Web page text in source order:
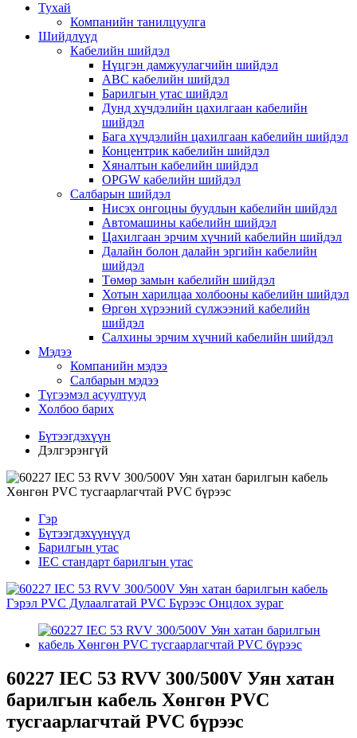
Тухай
Компанийн танилцуулга
Шийдлүүд
Кабелийн шийдэл
Нүцгэн дамжуулагчийн шийдэл
ABC кабелийн шийдэл
Барилгын утас шийдэл
Дунд хүчдэлийн цахилгаан кабелийн
шийдэл
Бага хүчдэлийн цахилгаан кабелийн шийдэл
Концентрик кабелийн шийдэл
Хяналтын кабелийн шийдэл
OPGW кабелийн шийдэл
Салбарын шийдэл
Нисэх онгоцны буудлын кабелийн шийдэл
Автомашины кабелийн шийдэл
Цахилгаан эрчим хүчний кабелийн шийдэл
Далайн болон далайн эргийн кабелийн
шийдэл
Төмөр замын кабелийн шийдэл
Хотын харилцаа холбооны кабелийн шийдэл
Өргөн хүрээний сүлжээний кабелийн
шийдэл
Салхины эрчим хүчний кабелийн шийдэл
Мэдээ
Компанийн мэдээ
Салбарын мэдээ
Түгээмэл асуултууд
Холбоо барих
Бүтээгдэхүүн
Дэлгэрэнгүй
Гэр
Бүтээгдэхүүнүүд
Барилгын утас
IEC стандарт барилгын утас
60227 IEC 53 RVV 300/500V Уян хатан
барилгын кабель Хөнгөн PVC
тусгаарлагчтай PVC бүрээс